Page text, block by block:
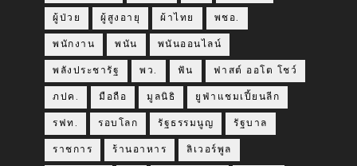
ผู้ป่วย ผู้สูงอายุ ผ้าไทย พชอ.
พนักงาน พนัน พนันออนไลน์
พลังประชารัฐ พว. ฟัน ฟาสต์ ออโต โชว์
ภปค. มือถือ มูลนิธิ ยูฟ่าแชมเปี้ยนลีก
รฟท. รอบโลก รัฐธรรมนูญ รัฐบาล
ราชการ ร้านอาหาร ลิเวอร์พูล